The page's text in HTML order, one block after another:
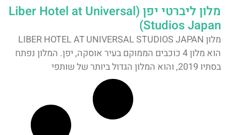
מלון ליברטי יפן (Liber Hotel at Universal
Studios Japan)
מלון LIBER HOTEL AT UNIVERSAL STUDIOS JAPAN
הוא מלון 4 כוכבים הממוקם בעיר אוסקה, יפן. המלון נפתח
בסתיו 2019, והוא המלון הגדול ביותר של שותפי